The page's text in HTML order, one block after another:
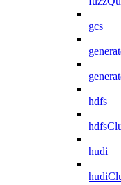
gcs
hdfs
hudi